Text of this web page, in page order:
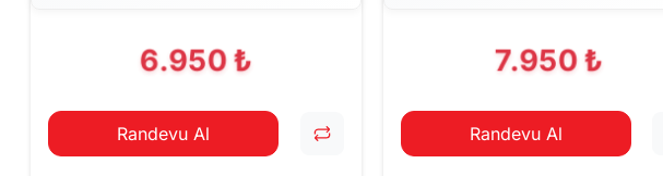
6.950 ₺
Randevu Al
7.950 ₺
Randevu Al